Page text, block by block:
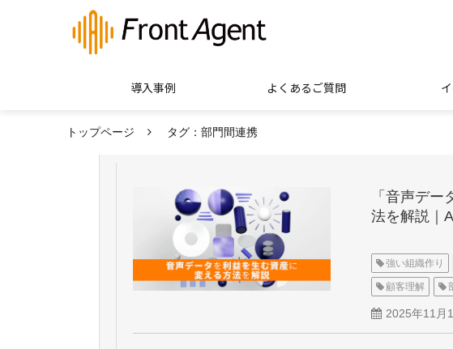
導入事例 よくあるご質問
トップページ タグ：部門間連携
「音声デ
法を解説｜
強い組織作り
顧客理解
2025年11月